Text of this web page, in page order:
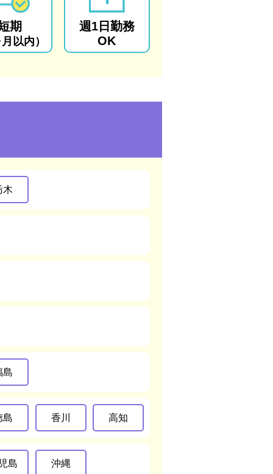
期
以内）
週1日勤務
OK
木
島
島 香川 高知
島 沖縄